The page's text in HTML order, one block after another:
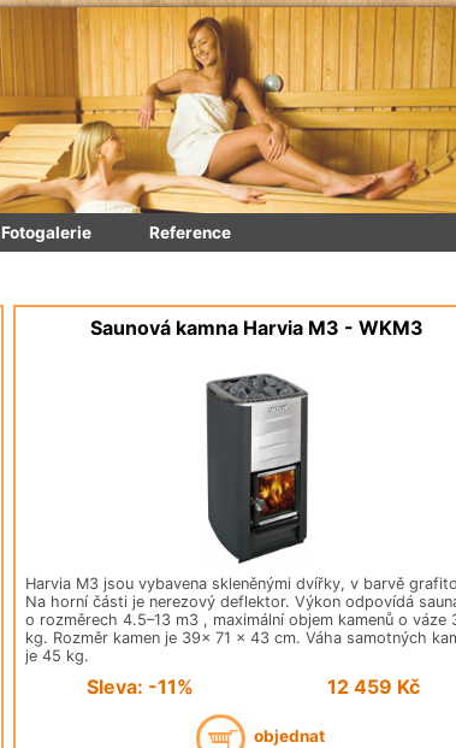
Fotogalerie Reference
Saunová kamna Harvia M3 - WKM3
Harvia M3 jsou vybavena skleněnými dvířky, v barvě
Na horní části je nerezový deflektor. Výkon odpovídá
o rozměrech 4.5–13 m3 , maximální objem kamenů o váze
kg. Rozměr kamen je 39x 71 x 43 cm. Váha samotných
je 45 kg.
Sleva: -11% 12 459 Kč
objednat